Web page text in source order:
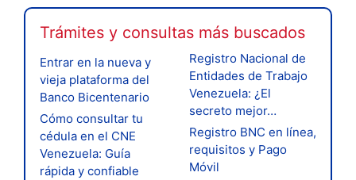
Trámites y consultas más buscados
Entrar en la nueva y
vieja plataforma del
Banco Bicentenario
Cómo consultar tu
cédula en el CNE
Venezuela: Guía
rápida y confiable
Registro Nacional de
Entidades de Trabajo
Venezuela: ¿El
secreto mejor…
Registro BNC en línea,
requisitos y Pago
Móvil